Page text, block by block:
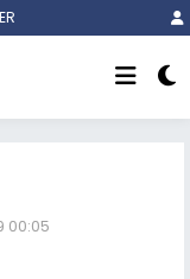
00:05